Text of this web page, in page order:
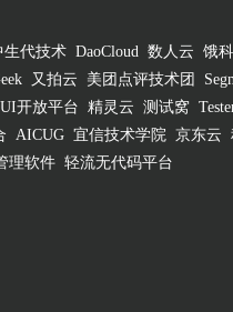
生代技术 DaoCloud 数人云 饿
又拍云 美团点评技术团
开放平台 精灵云 测试窝
AICUG 宜信技术学院 京东云
理软件 轻流无代码平台